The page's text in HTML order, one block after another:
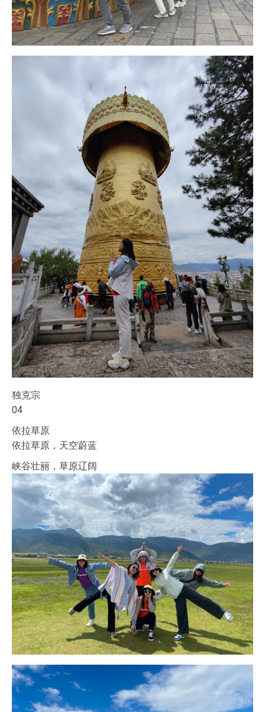
独克宗
04
依拉草原
依拉草原，天空蔚蓝
峡谷壮丽，草原辽阔